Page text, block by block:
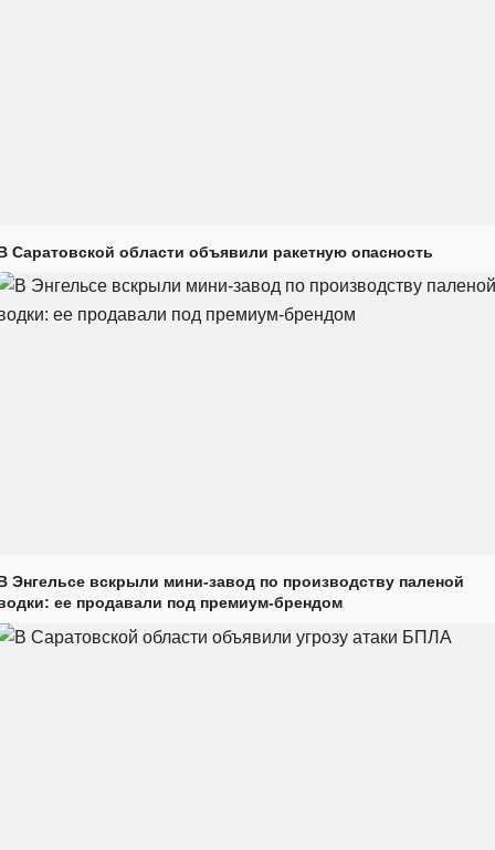
Саратовской области объявили ракетную опасность
Энгельсе вскрыли мини-завод по производству паленой
ее продавали под премиум-брендом